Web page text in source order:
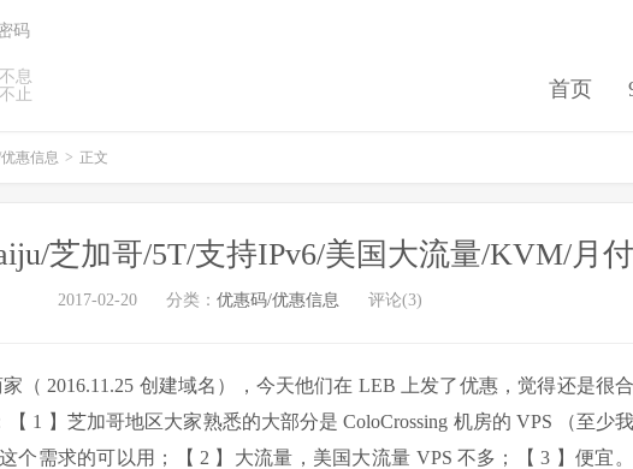
息
止
首页
码
惠信息 > 正文
芝加哥/5T/支持IPv6/美国大流量/KVM/月
2017-02-20 分类： 优惠码/优惠信息 评论(3)
（ 2016.11.25 创建域名），今天他们在 LEB 上发了优惠，觉得还是很
1 】芝加哥地区大家熟悉的大部分是 ColoCrossing 机房的 VPS （至少
个需求的可以用；【 2 】大流量，美国大流量 VPS 不多；【 3 】便宜。